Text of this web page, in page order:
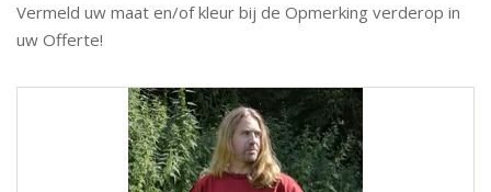
Vermeld uw maat en/of kleur bij de Opmerking verderop in
uw Offerte!